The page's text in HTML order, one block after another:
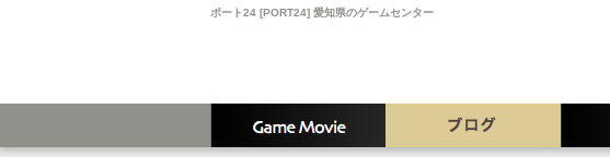
ポート24 [PORT24] 愛知県のゲームセンター